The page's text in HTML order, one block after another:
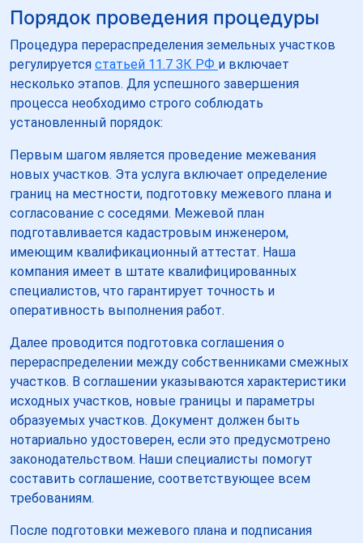
Порядок проведения процедуры
Процедура перераспределения земельных участков
регулируется статьей 11.7 ЗК РФ и включает
несколько этапов. Для успешного завершения
процесса необходимо строго соблюдать
установленный порядок:
Первым шагом является проведение межевания
новых участков. Эта услуга включает определение
границ на местности, подготовку межевого плана и
согласование с соседями. Межевой план
подготавливается кадастровым инженером,
имеющим квалификационный аттестат. Наша
компания имеет в штате квалифицированных
специалистов, что гарантирует точность и
оперативность выполнения работ.
Далее проводится подготовка соглашения о
перераспределении между собственниками смежных
участков. В соглашении указываются характеристики
исходных участков, новые границы и параметры
образуемых участков. Документ должен быть
нотариально удостоверен, если это предусмотрено
законодательством. Наши специалисты помогут
составить соглашение, соответствующее всем
требованиям.
После подготовки межевого плана и подписания